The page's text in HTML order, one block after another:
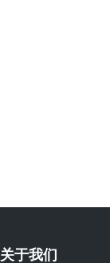
关于我们